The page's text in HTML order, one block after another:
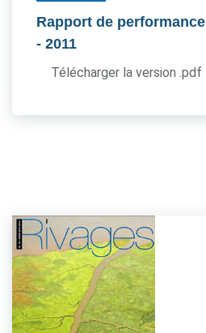
Rapport de performance
- 2011
Télécharger la version .pdf